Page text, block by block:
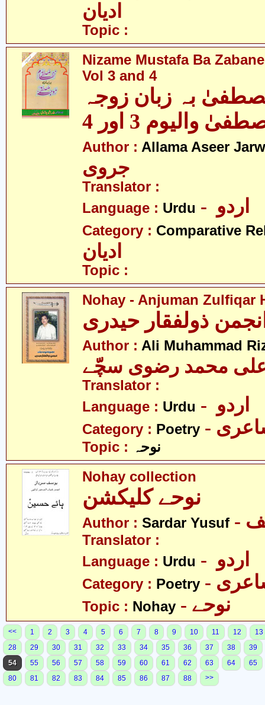
ادیان
Topic :
Nizame Mustafa Ba
Vol 3 and 4
بہ زبان زوجہ
Author : Allama Aseer
جروی
Translator :
Language : Urdu
Category : Comparative
ادیان
Topic :
Nohay - Anjuman Zulfiqar
ذولفقار حیدری
Author : Ali Muhammad
محمد رضوی سچّے
Translator :
Language : Urdu
Category : Poetry
Topic :
نوحہ
Nohay collection
Author : Sardar Yusuf
Translator :
Language : Urdu
Category : Poetry
Topic : Nohay
<< 1 2 3 4 5 6 7 8 9 10 11 12
13
28
29 30 31 32 33 34 35 36 37 38
39
54
55 56 57 58 59 60 61 62 63 64
65
80
81 82 83 84 85 86 87 88 >>